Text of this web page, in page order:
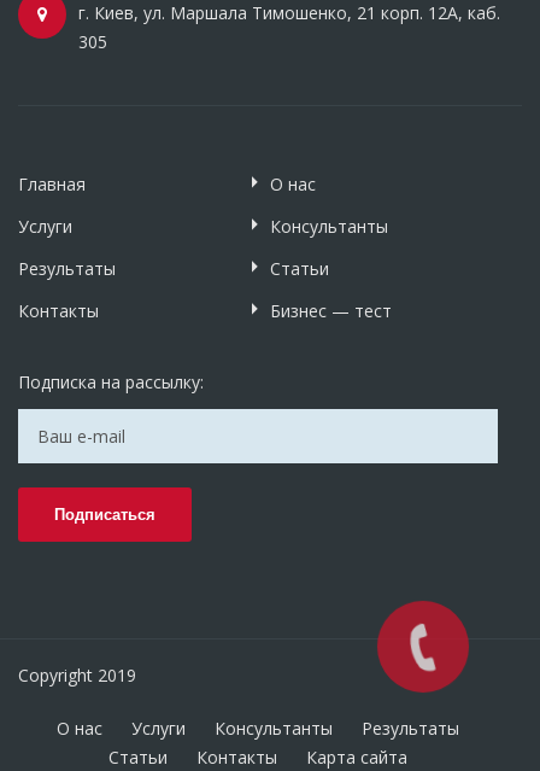
г. Киев, ул. Маршала Тимошенко, 21 корп. 12А, каб.
305
Главная
О нас
Услуги
Консультанты
Результаты
Статьи
Контакты
Бизнес — тест
Подписка на рассылку:
Copyright 2019
О нас Услуги Консультанты
Результаты
Статьи
Контакты Карта сайта